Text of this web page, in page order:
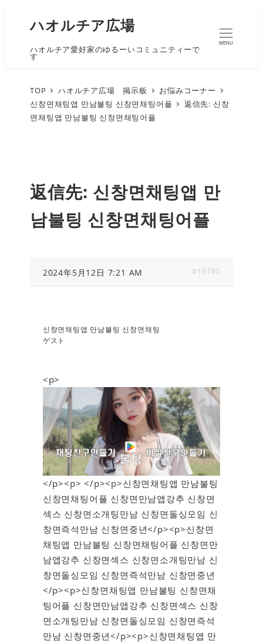
ハオルチア広場
ハオルチア愛好家のゆるーいコミュニティーで
す
MENU
TOP ハオルチア広場 掲示板
お悩みコーナー
신창면채팅앱 만남불팅 신창면채팅어플
返信先: 신창
면채팅앱 만남불팅 신창면채팅어플
返信先: 신창면채팅앱 만
남불팅 신창면채팅어플
2024年5月12日 7:21 AM #16780
신창면채팅앱 만남불팅 신창면채팅
ゲスト
<p>
</p><p> </p><p>신창면채팅앱 만남불팅
신창면채팅어플 신창면만남앱강추 신창면
섹스 신창면소개팅만남 신창면돌싱모임 신
창면즉석만남 신창면중년</p><p>신창면
채팅앱 만남불팅 신창면채팅어플 신창면만
남앱강추 신창면섹스 신창면소개팅만남 신
창면돌싱모임 신창면즉석만남 신창면중년
</p><p>신창면채팅앱 만남불팅 신창면채
팅어플 신창면만남앱강추 신창면섹스 신창
면소개팅만남 신창면돌싱모임 신창면즉석
만남 신창면중년</p><p>신창면채팅앱 만